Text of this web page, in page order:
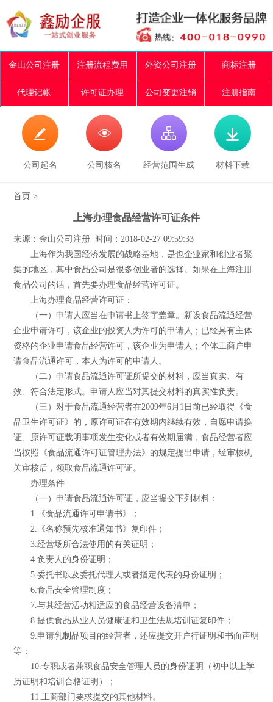
金山公司注册 注册流程费用 外资公司注册 商标注册
代理记帐 许可证办理 公司变更注销 注册指南

公司起名

公司核名

经营范围生成

材料下载
首页 >
上海办理食品经营许可证条件
来源：金山公司注册 时间：2018-02-27 09:59:33
上海作为我国经济发展的战略基地，是也企业家和创业者聚
集的地区，其中食品公司是很多创业者的选择。如果在上海注册
食品公司的话，首先要办理食品经营许可证。
上海办理食品经营许可证：
（一）申请人应当在申请书上签字盖章。新设食品流通经营
企业申请许可，该企业的投资人为许可的申请人；已经具有主体
资格的企业申请食品经营许可，该企业为申请人；个体工商户申
请食品流通许可，本人为许可的申请人。
（二）申请食品流通许可证所提交的材料，应当真实、有
效、符合法定形式。申请人应当对其提交材料的真实性负责。
（三）对于食品流通经营者在2009年6月1日前已经取得《食
品卫生许可证》的，原许可证在有效期内继续有效，自愿申请换
证、原许可证载明事项发生变化或者有效期届满，食品经营者应
当按照《食品流通许可证管理办法》的规定提出申请，经审核机
关审核后，领取食品流通许可证。
办理条件
（一）申请食品流通许可证，应当提交下列材料：
1.《食品流通许可申请书》；
2.《名称预先核准通知书》复印件；
3.经营场所合法使用的有关证明；
4.负责人的身份证明；
5.委托书以及委托代理人或者指定代表的身份证明；
6.食品安全管理制度；
7.与其经营活动相适应的食品经营设备清单；
8.提供食品从业人员健康证和卫生法规培训证复印件；
9.申请乳制品项目的经营者，还应提交开户行证明和书面声明
等；
10.专职或者兼职食品安全管理人员的身份证明（初中以上学
历证明和培训合格证明）；
11.工商部门要求提交的其他材料。